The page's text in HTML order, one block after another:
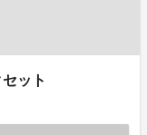
ット